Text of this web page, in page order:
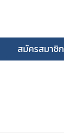
สมัครสมาชิก